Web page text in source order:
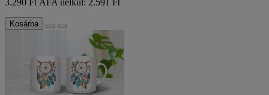
3.290 FtÁFA nélkül: 2.591 Ft
Kosárba